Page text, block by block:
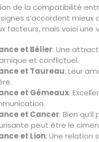
de la compatibilité
s’accordent
facteurs, mais voici une
et Bélier: Une
et conflictuel.
et Taureau: Leur
et Gémeaux:
et Cancer: Bien
peut être le
et Lion: Une relation